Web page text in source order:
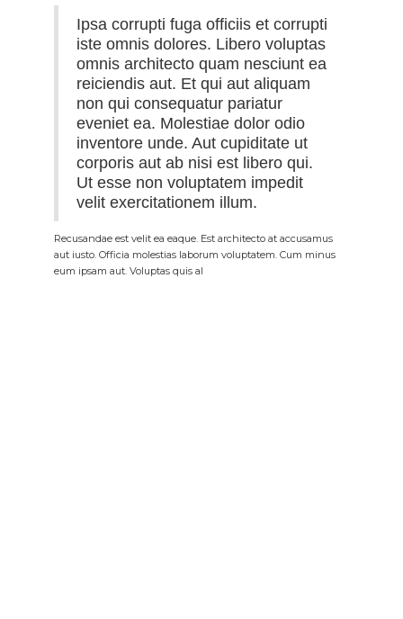
Ipsa corrupti fuga officiis et corrupti
iste omnis dolores. Libero voluptas
omnis architecto quam nesciunt ea
reiciendis aut. Et qui aut aliquam
non qui consequatur pariatur
eveniet ea. Molestiae dolor odio
inventore unde. Aut cupiditate ut
corporis aut ab nisi est libero qui.
Ut esse non voluptatem impedit
velit exercitationem illum.
Recusandae est velit ea eaque. Est architecto at accusamus
aut iusto. Officia molestias laborum voluptatem. Cum minus
eum ipsam aut. Voluptas quis al